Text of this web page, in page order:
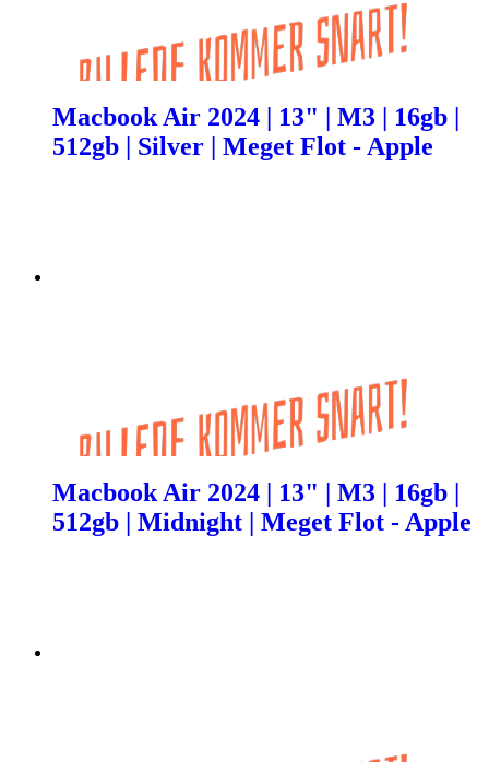
Macbook Air 2024 | 13" | M3 | 16gb |
512gb | Silver | Meget Flot - Apple
Macbook Air 2024 | 13" | M3 | 16gb |
512gb | Midnight | Meget Flot - Apple